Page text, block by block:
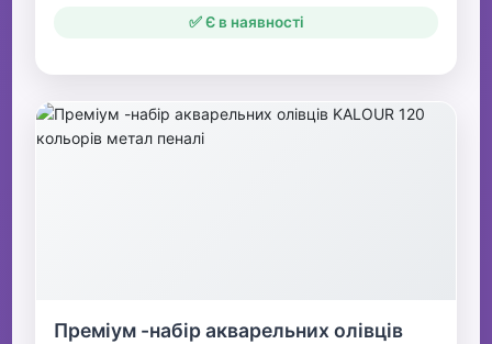
✅ Є в наявності
Преміум -набір акварельних олівців